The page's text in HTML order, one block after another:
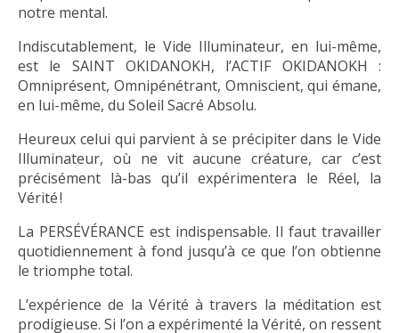
notre mental.
Indiscutablement, le Vide Illuminateur, en lui-même,
est le SAINT OKIDANOKH, l’ACTIF OKIDANOKH :
Omniprésent, Omnipénétrant, Omniscient, qui émane,
en lui-même, du Soleil Sacré Absolu.
Heureux celui qui parvient à se précipiter dans le Vide
Illuminateur, où ne vit aucune créature, car c’est
précisément là-bas qu’il expérimentera le Réel, la
Vérité !
La PERSÉVÉRANCE est indispensable. Il faut travailler
quotidiennement à fond jusqu’à ce que l’on obtienne
le triomphe total.
L’expérience de la Vérité à travers la méditation est
prodigieuse. Si l’on a expérimenté la Vérité, on ressent